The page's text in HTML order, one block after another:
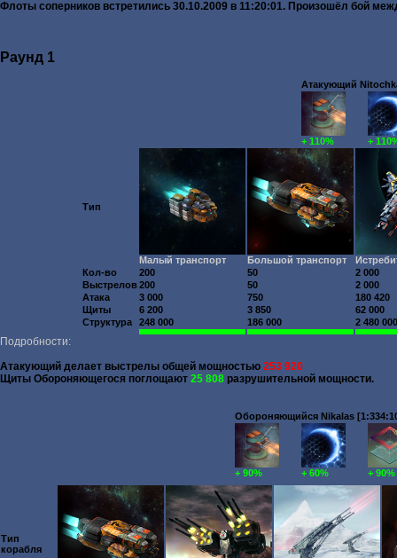
Флоты соперников встретились 30.10.2009 в 11:20:01. Произошёл бой
Раунд 1
Атакующий
+ 110% +
Тип
Малый транспорт Большой транспорт
Кол-во
200 50
2 000
Выстрелов200 50
2 000
Атака
3 000 750
180 420
Щиты
6 200 3 850
62 000
Структура
248 000 186 000 2 480 000
Подробности:
Атакующий делает выстрелы общей мощностью 253 920
Щиты Обороняющегося поглощают 25 808 разрушительной мощности.
Обороняющийся Nikalas
+ 90% + 60% + 90%
Тип
корабля